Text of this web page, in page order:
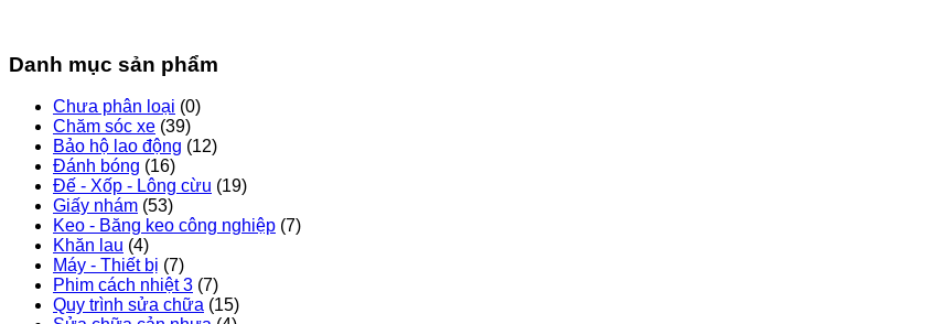
Danh mục sản phẩm
Chưa phân loại (0)
Chăm sóc xe (39)
Bảo hộ lao động (12)
Đánh bóng (16)
Đế - Xốp - Lông cừu (19)
Giấy nhám (53)
Keo - Băng keo công nghiệp (7)
Khăn lau (4)
Máy - Thiết bị (7)
Phim cách nhiệt 3 (7)
Quy trình sửa chữa (15)